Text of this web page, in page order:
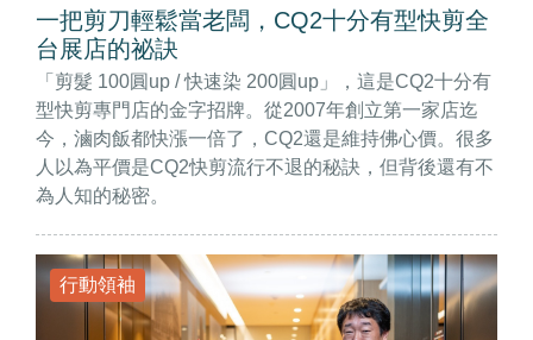
一把剪刀輕鬆當老闆，CQ2十分有型快剪全
台展店的祕訣
「剪髮 100圓up / 快速染 200圓up」，這是CQ2十分有
型快剪專門店的金字招牌。從2007年創立第一家店迄
今，滷肉飯都快漲一倍了，CQ2還是維持佛心價。很多
人以為平價是CQ2快剪流行不退的秘訣，但背後還有不
為人知的秘密。
行動領袖